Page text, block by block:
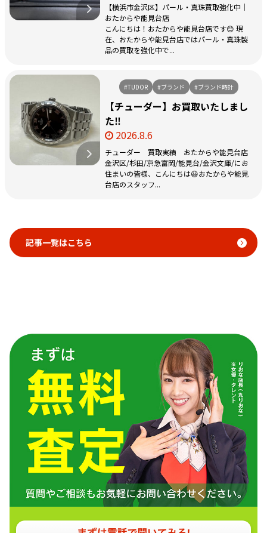
【横浜市金沢区】パール・真珠買取強化中｜
おたからや能見台店
こんにちは！おたからや能見台店です😊 現
在、おたからや能見台店ではパール・真珠製
品の買取を強化中で...
#TUDOR #ブランド #ブランド時計
【チューダー】お買取いたしまし
た‼️
2026.8.6
チューダー 買取実績 おたからや能見台店
金沢区/杉田/京急富岡/能見台/金沢文庫/にお
住まいの皆様、こんにちは😃おたからや能見
台店のスタッフ...
記事一覧はこちら